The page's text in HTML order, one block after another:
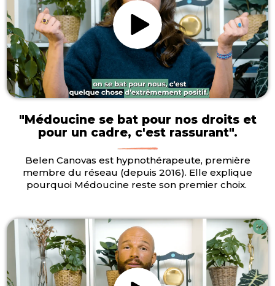
"Médoucine se bat pour nos droits et
pour un cadre, c'est rassurant".
Belen Canovas est hypnothérapeute, première
membre du réseau (depuis 2016). Elle explique
pourquoi Médoucine reste son premier choix.